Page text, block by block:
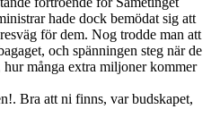
hade dock bemödat sig att
för dem. Nog trodde man att
och spänningen steg när de
hur många extra miljoner kommer
Bra att ni finns, var budskapet,